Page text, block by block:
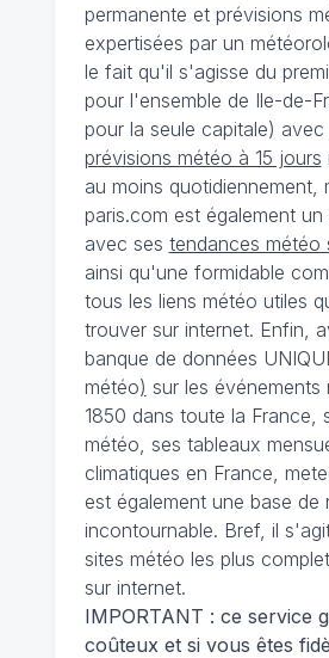
permanente et prévisions
expertisées par un
le fait qu'il s'agisse du
pour l'ensemble de Ile-de-
pour la seule capitale) avec
prévisions météo à 15 jours
au moins quotidiennement,
paris.com est également
avec ses tendances météo
ainsi qu'une formidable
tous les liens météo utiles
trouver sur internet. Enfin,
banque de données
météo) sur les événements
1850 dans toute la France,
météo, ses tableaux
climatiques en France,
est également une base de
incontournable. Bref, il
sites météo les plus
sur internet.
IMPORTANT : ce service
coûteux et si vous êtes